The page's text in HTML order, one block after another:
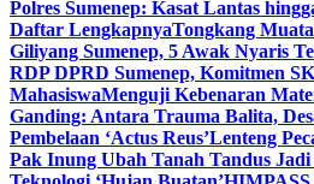
Polres Sumenep: Kasat Lantas
Daftar LengkapnyaTongkang
Giliyang Sumenep, 5 Awak Nyaris
RDP DPRD Sumenep, Komitmen
MahasiswaMenguji Kebenaran
Ganding: Antara Trauma Balita,
Pembelaan ‘Actus Reus’Lenteng
Pak Inung Ubah Tanah Tandus